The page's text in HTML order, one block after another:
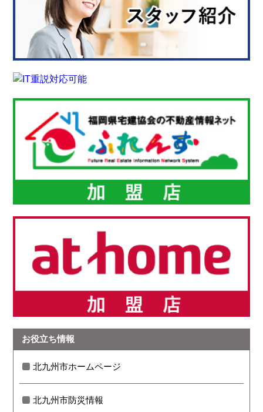
お役立ち情報
北九州市ホームページ
北九州市防災情報